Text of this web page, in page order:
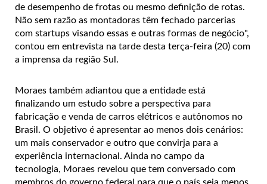
de desempenho de frotas ou mesmo definição de rotas.
Não sem razão as montadoras têm fechado parcerias
com startups visando essas e outras formas de negócio",
contou em entrevista na tarde desta terça-feira (20) com
a imprensa da região Sul.
Moraes também adiantou que a entidade está
finalizando um estudo sobre a perspectiva para
fabricação e venda de carros elétricos e autônomos no
Brasil. O objetivo é apresentar ao menos dois cenários:
um mais conservador e outro que convirja para a
experiência internacional. Ainda no campo da
tecnologia, Moraes revelou que tem conversado com